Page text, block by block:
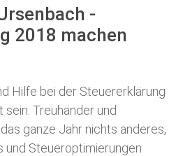
-
2018 machen
Hilfe bei der Steuererklärung
Treuhänder und
ganze Jahr nichts anderes,
und Steueroptimierungen